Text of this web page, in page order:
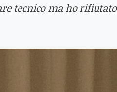
tecnico ma ho